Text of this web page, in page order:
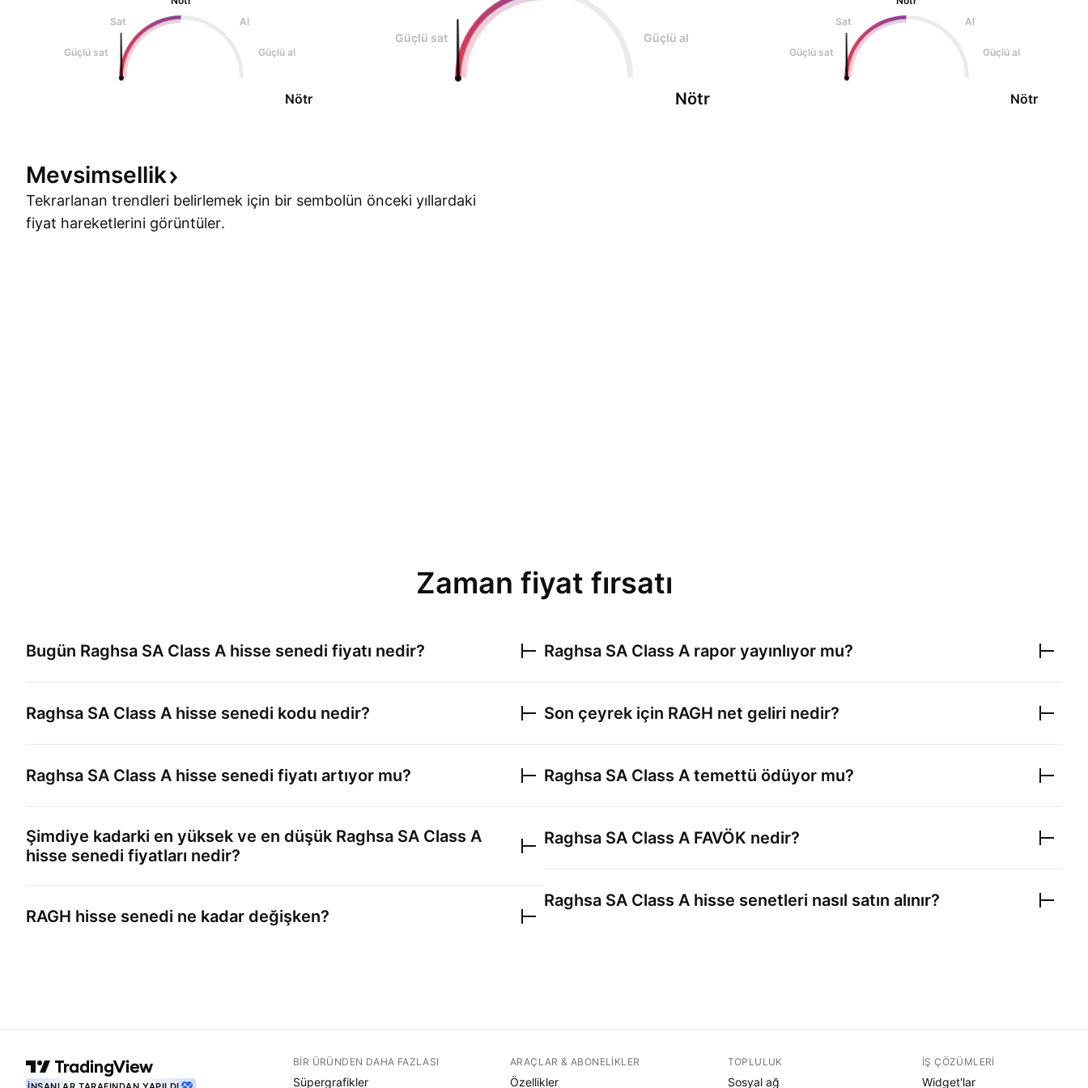
Sat
Al
Güçlü sat Güçlü al
Nötr
Güçlü sat Güçlü al
Nötr
Sat
Al
Güçlü sat Güçlü al
Nötr
Mevsimsellik
Tekrarlanan trendleri belirlemek için bir sembolün önceki yıllardaki
fiyat hareketlerini görüntüler.
Zaman fiyat fırsatı
Bugün Raghsa SA Class A hisse senedi fiyatı nedir?
Raghsa SA Class A hisse senedi kodu nedir?
Raghsa SA Class A hisse senedi fiyatı artıyor mu?
Şimdiye kadarki en yüksek ve en düşük Raghsa SA Class A
hisse senedi fiyatları nedir?
RAGH hisse senedi ne kadar değişken?
Raghsa SA Class A rapor yayınlıyor mu?
Son çeyrek için RAGH net geliri nedir?
Raghsa SA Class A temettü ödüyor mu?
Raghsa SA Class A FAVÖK nedir?
Raghsa SA Class A hisse senetleri nasıl satın alınır?
BIR ÜRÜNDEN DAHA FAZLASI
Süpergrafikler
ARAÇLAR & ABONELIKLER
Özellikler
TOPLULUK
Sosyal ağ
İŞ ÇÖZÜMLERI
Widget'lar